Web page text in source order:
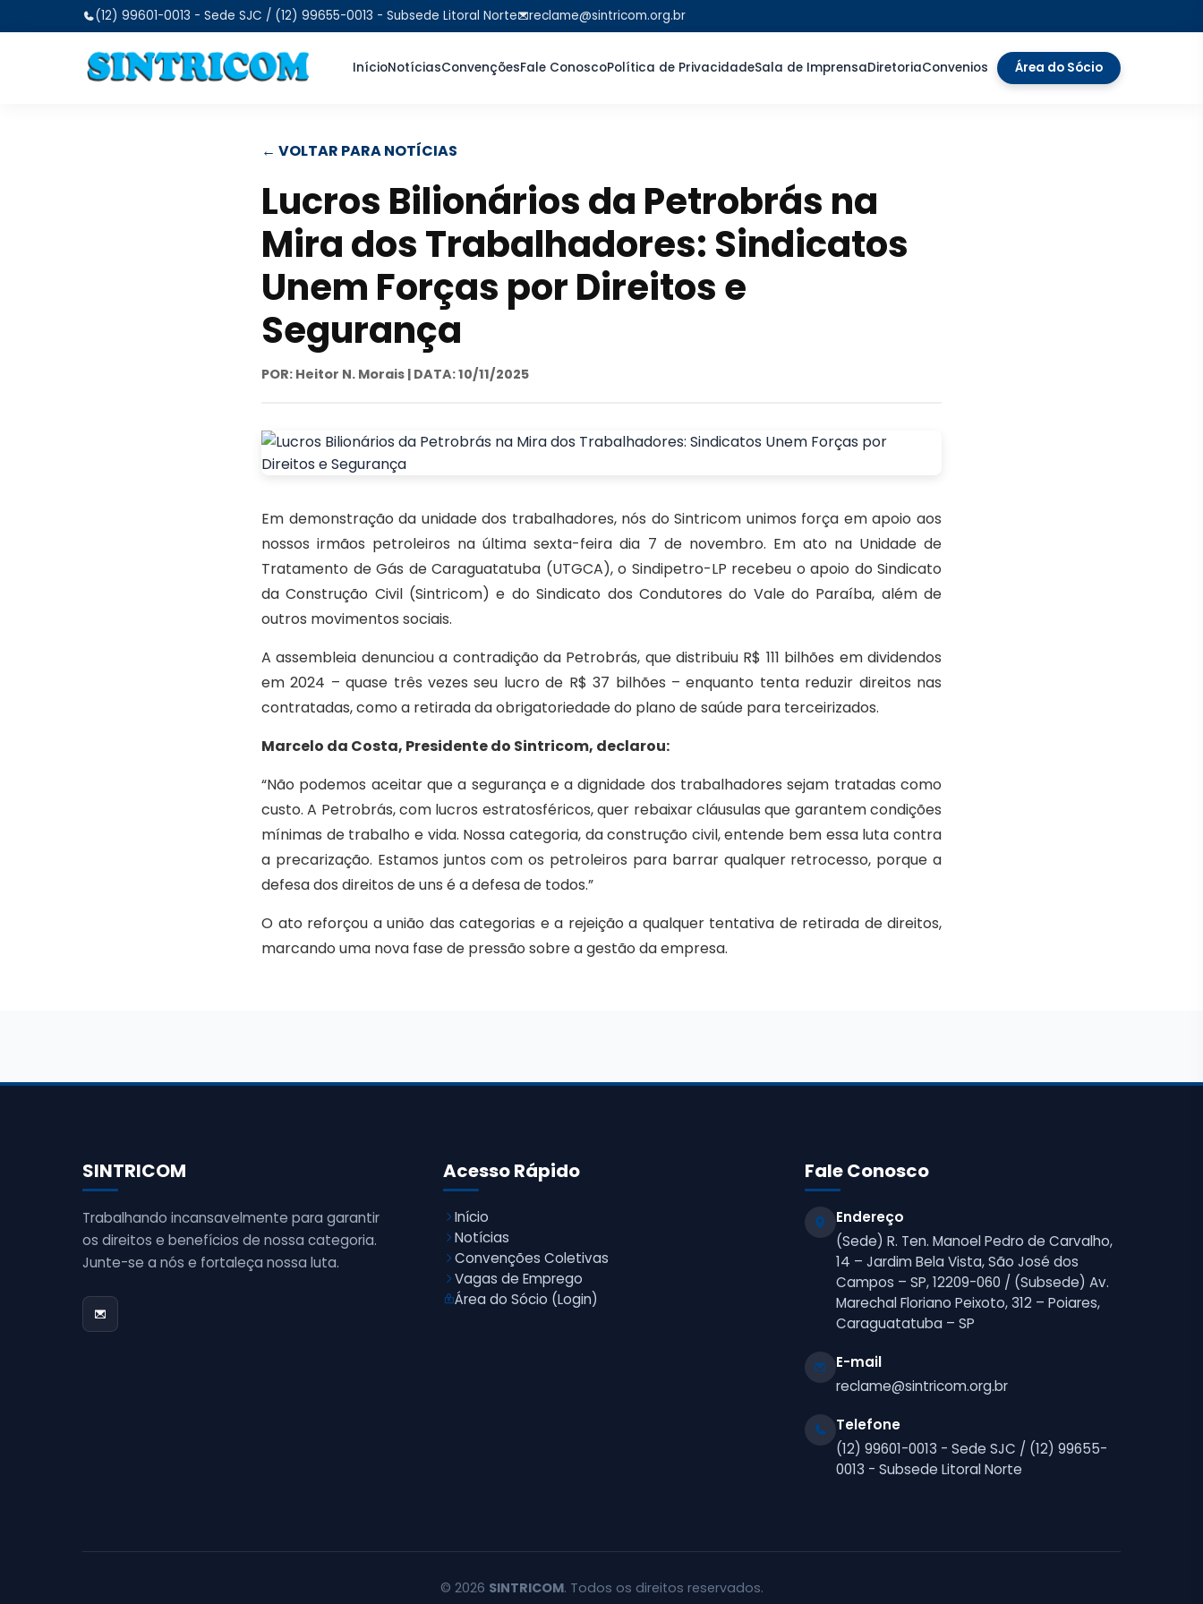
(12) 99601-0013 - Sede SJC / (12) 99655-0013 - Subsede Litoral Norte reclame@sintricom.org.br
InícioNotíciasConvençõesFale ConoscoPolítica de PrivacidadeSala de ImprensaDiretoriaConvenios Área do Sócio
← VOLTAR PARA NOTÍCIAS
Lucros Bilionários da Petrobrás na
Mira dos Trabalhadores: Sindicatos
Unem Forças por Direitos e
Segurança
POR: Heitor N. Morais | DATA: 10/11/2025
Em demonstração da unidade dos trabalhadores, nós do Sintricom unimos força em apoio aos
nossos irmãos petroleiros na última sexta-feira dia 7 de novembro. Em ato na Unidade de
Tratamento de Gás de Caraguatatuba (UTGCA), o Sindipetro-LP recebeu o apoio do Sindicato
da Construção Civil (Sintricom) e do Sindicato dos Condutores do Vale do Paraíba, além de
outros movimentos sociais.
A assembleia denunciou a contradição da Petrobrás, que distribuiu R$ 111 bilhões em dividendos
em 2024 – quase três vezes seu lucro de R$ 37 bilhões – enquanto tenta reduzir direitos nas
contratadas, como a retirada da obrigatoriedade do plano de saúde para terceirizados.
Marcelo da Costa, Presidente do Sintricom, declarou:
“Não podemos aceitar que a segurança e a dignidade dos trabalhadores sejam tratadas como
custo. A Petrobrás, com lucros estratosféricos, quer rebaixar cláusulas que garantem condições
mínimas de trabalho e vida. Nossa categoria, da construção civil, entende bem essa luta contra
a precarização. Estamos juntos com os petroleiros para barrar qualquer retrocesso, porque a
defesa dos direitos de uns é a defesa de todos.”
O ato reforçou a união das categorias e a rejeição a qualquer tentativa de retirada de direitos,
marcando uma nova fase de pressão sobre a gestão da empresa.
SINTRICOM
Trabalhando incansavelmente para garantir
os direitos e benefícios de nossa categoria.
Junte-se a nós e fortaleça nossa luta.
Acesso Rápido
Início
Notícias
Convenções Coletivas
Vagas de Emprego
Área do Sócio (Login)
Fale Conosco
Endereço
(Sede) R. Ten. Manoel Pedro de Carvalho,
14 – Jardim Bela Vista, São José dos
Campos – SP, 12209-060 / (Subsede) Av.
Marechal Floriano Peixoto, 312 – Poiares,
Caraguatatuba – SP
E-mail
reclame@sintricom.org.br
Telefone
(12) 99601-0013 - Sede SJC / (12) 99655-
0013 - Subsede Litoral Norte
© 2026 SINTRICOM. Todos os direitos reservados.